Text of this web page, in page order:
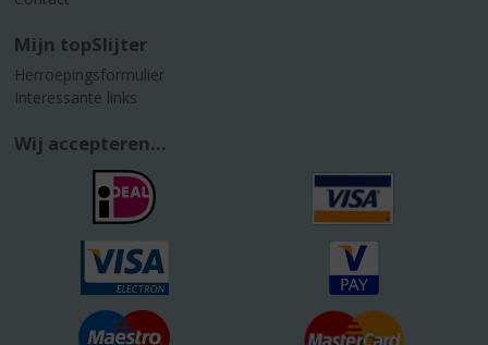
Mijn topSlijter
Herroepingsformulier
Interessante links
Wij accepteren...